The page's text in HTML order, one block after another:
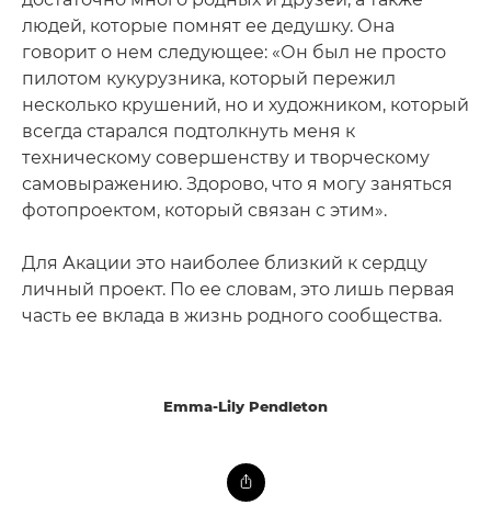
людей, которые помнят ее дедушку. Она
говорит о нем следующее: «Он был не просто
пилотом кукурузника, который пережил
несколько крушений, но и художником, который
всегда старался подтолкнуть меня к
техническому совершенству и творческому
самовыражению. Здорово, что я могу заняться
фотопроектом, который связан с этим».
Для Акации это наиболее близкий к сердцу
личный проект. По ее словам, это лишь первая
часть ее вклада в жизнь родного сообщества.
Emma-Lily Pendleton